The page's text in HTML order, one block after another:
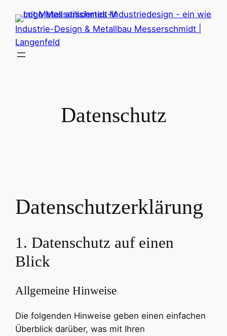
Inhalt
springen
Industrie-Design & Metallbau Messerschmidt |
Langenfeld
Datenschutz
Datenschutzerklärung
1. Datenschutz auf einen
Blick
Allgemeine Hinweise
Die folgenden Hinweise geben einen einfachen
Überblick darüber, was mit Ihren